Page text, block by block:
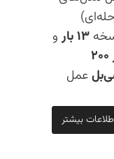
۱۳ بار
و
موتور ۲۰۰
عمل
بیشتر